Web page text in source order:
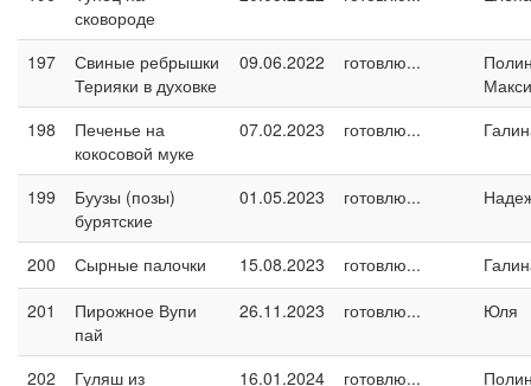
сковороде
197
Свиные ребрышки
Терияки в духовке
09.06.2022 готовлю...
198
Печенье на
кокосовой муке
07.02.2023 готовлю...
199
Буузы (позы)
бурятские
01.05.2023 готовлю...
200 Сырные палочки 15.08.2023 готовлю...
201
Пирожное Вупи
пай
26.11.2023 готовлю... Юля
202
Гуляш из
16.01.2024 готовлю...